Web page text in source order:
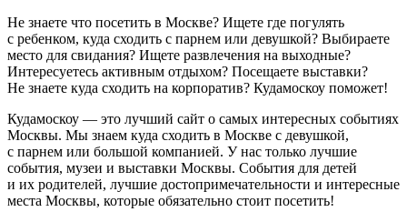
Не знаете что посетить в Москве? Ищете где погулять
с ребенком, куда сходить с парнем или девушкой? Выбираете
место для свидания? Ищете развлечения на выходные?
Интересуетесь активным отдыхом? Посещаете выставки?
Не знаете куда сходить на корпоратив? Кудамоскоу поможет!
Кудамоскоу — это лучший сайт о самых интересных событиях
Москвы. Мы знаем куда сходить в Москве с девушкой,
с парнем или большой компанией. У нас только лучшие
события, музеи и выставки Москвы. События для детей
и их родителей, лучшие достопримечательности и интересные
места Москвы, которые обязательно стоит посетить!